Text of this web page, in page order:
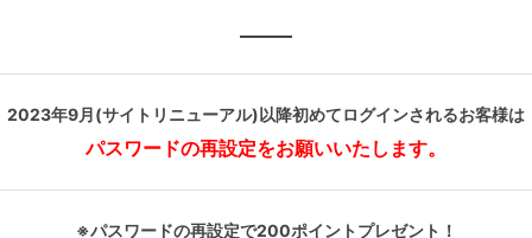
2023年9月(サイトリニューアル)以降初めてログインされるお客様は
パスワードの再設定をお願いいたします。
※パスワードの再設定で200ポイントプレゼント！